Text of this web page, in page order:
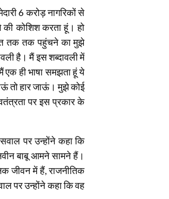
6 करोड़ नागरिकों से
की कोशिश करता हूं। हो
तक तक पहुंचने का मुझे
है। मैं इस शब्दावली में
ही भाषा समझता हूं ये
तो हार जाऊं। मुझे कोई
पर इस प्रकार के
पर उन्होंने कहा कि
बाबू आमने सामने हैं।
जीवन में हैं, राजनीतिक
पर उन्होंने कहा कि वह